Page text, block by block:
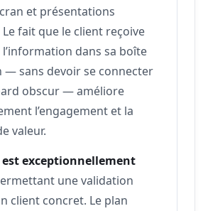
et présentations
fait que le client reçoive
dans sa boîte
— sans devoir se connecter
obscur — améliore
l’engagement et la
valeur.
exceptionnellement
une validation
client concret. Le plan